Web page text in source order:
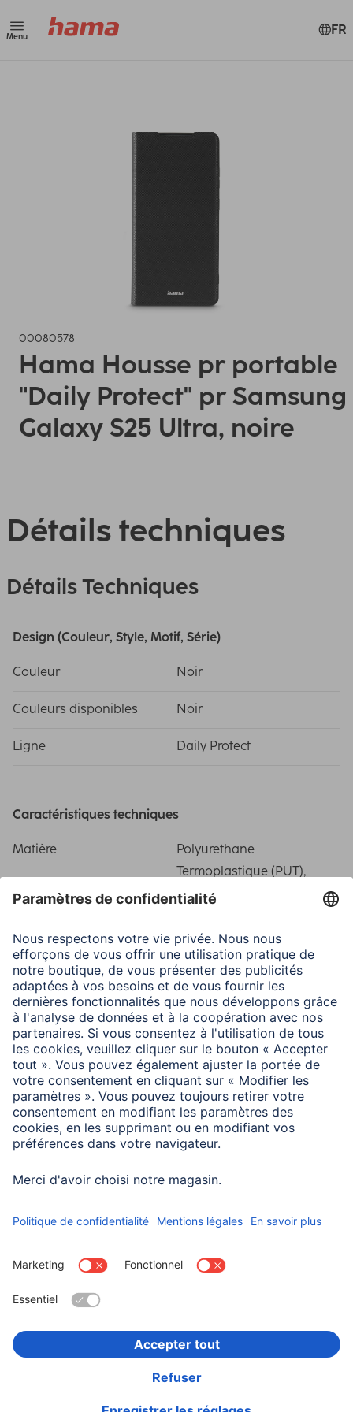
Menu FR
00080578
Hama Housse pr portable
"Daily Protect" pr Samsung
Galaxy S25 Ultra, noire
Détails techniques
Détails Techniques
Design (Couleur, Style, Motif, Série)
Couleur Noir
Couleurs disponibles Noir
Ligne Daily Protect
Caractéristiques techniques
Matière
Polyurethane
Termoplastique (PUT),
Polyuréthane (PU)
Particularité
Anti-slip surface/No
fingerprints/Stand
function/Two card slots
Type de fermeture Fermeture à rabat
Domaines d'utilisations
Compatibilité Smartphone
Informations institutionnelles
Confidentialité et Securité
Déclaration d'accessibilité
Rappels récents